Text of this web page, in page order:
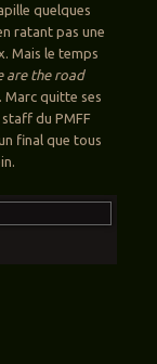
quelques
ratant pas une
Mais le temps
are the road
quitte ses
du PMFF
final que tous